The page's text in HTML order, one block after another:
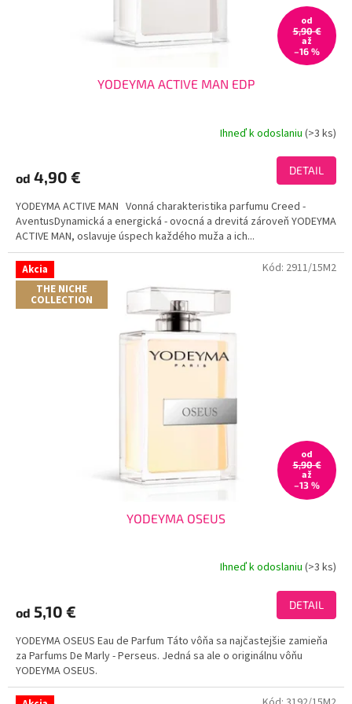
od
5,90 €
až
–16 %
YODEYMA ACTIVE MAN EDP
je
z
5
hviezdičiek.
Ihneď k odoslaniu(>3 ks)
od 4,90 € DETAIL
YODEYMA ACTIVE MAN Vonná charakteristika parfumu Creed -
AventusDynamická a energická - ovocná a drevitá zároveň YODEYMA
ACTIVE MAN, oslavuje úspech každého muža a ich...
Akcia
THE NICHE
COLLECTION
od
5,90 €
až
–13 %
YODEYMA OSEUS
je
z
5
hviezdičiek.
Ihneď k odoslaniu(>3 ks)
od 5,10 € DETAIL
YODEYMA OSEUS Eau de Parfum Táto vôňa sa najčastejšie zamieňa
za Parfums De Marly - Perseus. Jedná sa ale o originálnu vôňu
YODEYMA OSEUS.
Kód: 2911/15M2